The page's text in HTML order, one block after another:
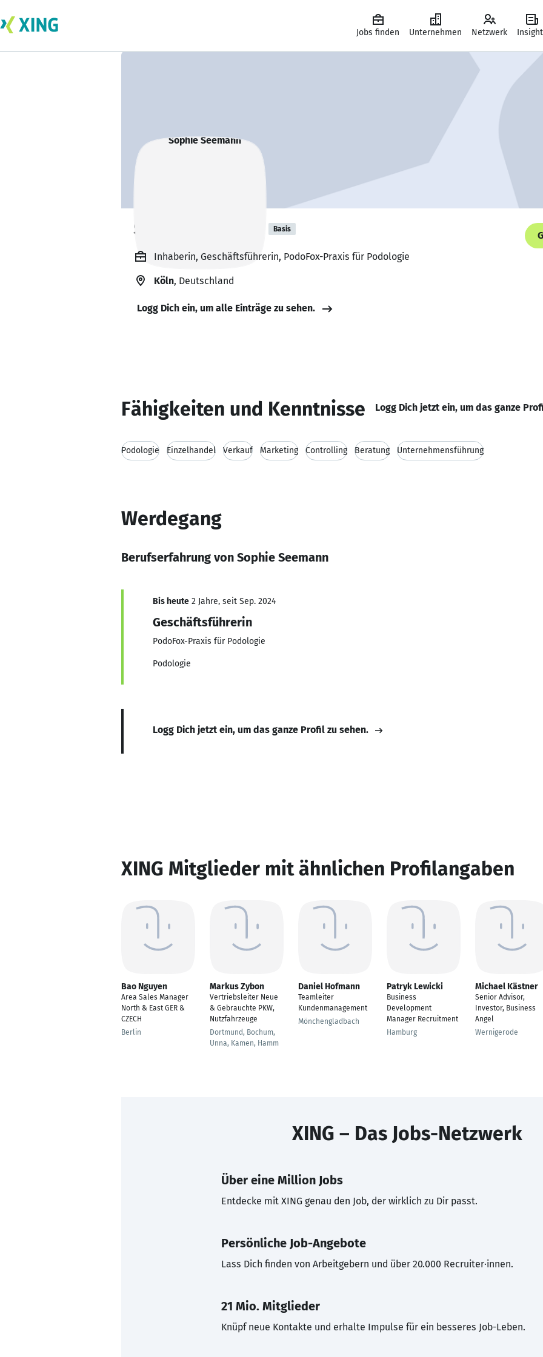
Jobs finden Unternehmen Netzwerk
Sophie Seemann Basis
Inhaberin, Geschäftsführerin, PodoFox-Praxis für Podologie
Köln, Deutschland
Logg Dich ein, um alle Einträge zu sehen.
Fähigkeiten und Kenntnisse Logg Dich jetzt ein, um das ganze
Podologie Einzelhandel Verkauf Marketing Controlling Beratung Unternehmensführung
Werdegang
Berufserfahrung von Sophie Seemann
Bis heute 2 Jahre, seit Sep. 2024
Geschäftsführerin
PodoFox-Praxis für Podologie
Podologie
Logg Dich jetzt ein, um das ganze Profil zu sehen.
XING Mitglieder mit ähnlichen Profilangaben
Bao Nguyen
Area Sales Manager
North & East GER &
CZECH
Berlin
Markus Zybon
Vertriebsleiter Neue
& Gebrauchte PKW,
Nutzfahrzeuge
Dortmund, Bochum,
Unna, Kamen, Hamm
Daniel Hofmann
Teamleiter
Kundenmanagement
Mönchengladbach
Patryk Lewicki
Business
Development
Manager Recruitment
Hamburg
Michael Kästner
Senior Advisor,
Investor, Business
Angel
Wernigerode
XING – Das Jobs-Netzwerk
Über eine Million Jobs
Entdecke mit XING genau den Job, der wirklich zu Dir passt.
Persönliche Job-Angebote
Lass Dich finden von Arbeitgebern und über 20.000 Recruiter·innen.
21 Mio. Mitglieder
Knüpf neue Kontakte und erhalte Impulse für ein besseres Job-Leben.